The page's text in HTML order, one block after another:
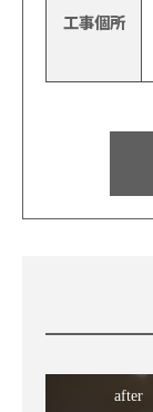
工事個所
after